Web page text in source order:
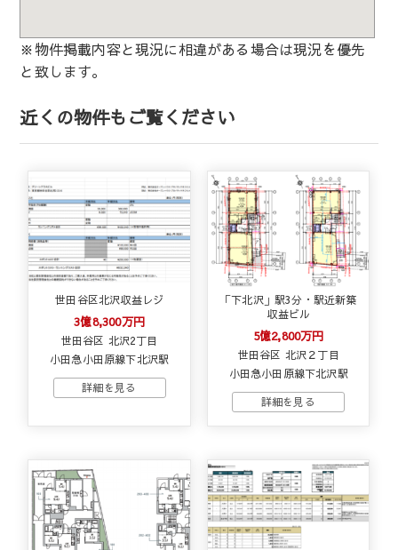
※物件掲載内容と現況に相違がある場合は現況を優先
と致します。
近くの物件もご覧ください
世田谷区北沢収益レジ
3億8,300万円
世田谷区 北沢2丁目
小田急小田原線下北沢駅
「下北沢」駅3分・駅近新築
収益ビル
5億2,800万円
世田谷区 北沢２丁目
小田急小田原線下北沢駅